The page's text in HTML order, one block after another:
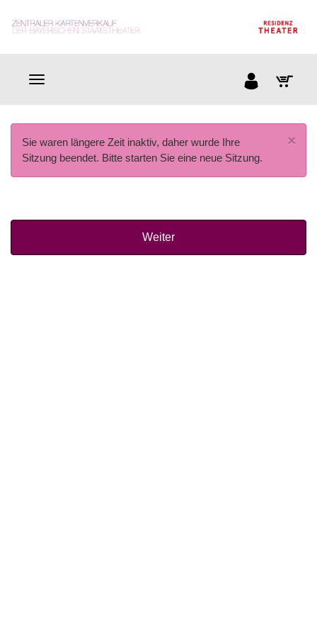
×
Sie waren längere Zeit inaktiv, daher wurde Ihre
Sitzung beendet. Bitte starten Sie eine neue Sitzung.
Weiter